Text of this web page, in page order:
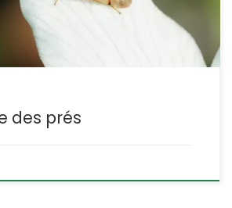
ETYMOLOGIE : […]
des prés